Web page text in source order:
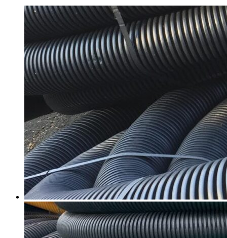
Facebook